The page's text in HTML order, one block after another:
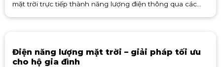
mặt trời trực tiếp thành năng lượng điện thông qua các
Điện năng lượng mặt trời – giải pháp tối ưu
cho hộ gia đình